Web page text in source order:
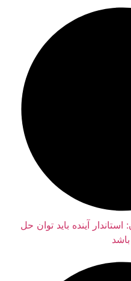
باید توان حل